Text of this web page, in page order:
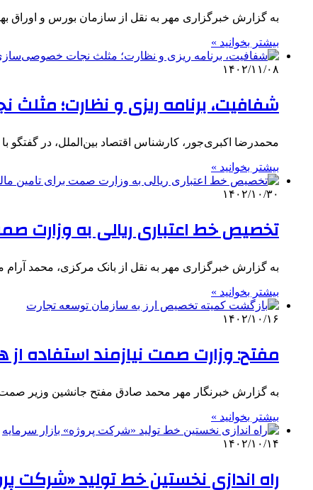
به گزارش خبرگزاری مهر به نقل از سازمان بورس و اوراق
بیشتر بخوانید »
۱۴۰۲/۱۱/۰۸
شفافیت، برنامه ریزی و نظارت؛
محمدرضا اکبری‌جور، کارشناس اقتصاد بین‌الملل، در
بیشتر بخوانید »
۱۴۰۲/۱۰/۳۰
تخصیص خط اعتباری ریالی به وزارت
به گزارش خبرگزاری مهر به نقل از بانک مرکزی، محمد
بیشتر بخوانید »
۱۴۰۲/۱۰/۱۶
مفتح: وزارت صمت نیازمند
به گزارش خبرنگار مهر محمد صادق مفتح جانشین وزیر
بیشتر بخوانید »
۱۴۰۲/۱۰/۱۴
راه اندازی نخستین خط تولید «شرکت